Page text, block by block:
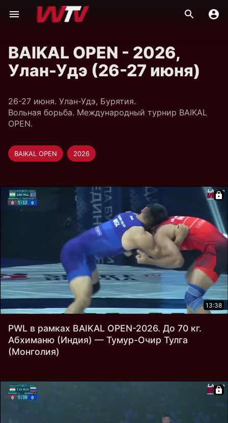
BAIKAL OPEN - 2026,
Улан-Удэ (26-27 июня)
26-27 июня. Улан-Удэ, Бурятия.
Вольная борьба. Международный турнир BAIKAL
OPEN.
BAIKAL OPEN 2026
13:38
PWL в рамках BAIKAL OPEN-2026. До 70 кг.
Абхиманю (Индия) — Тумур-Очир Тулга
(Монголия)